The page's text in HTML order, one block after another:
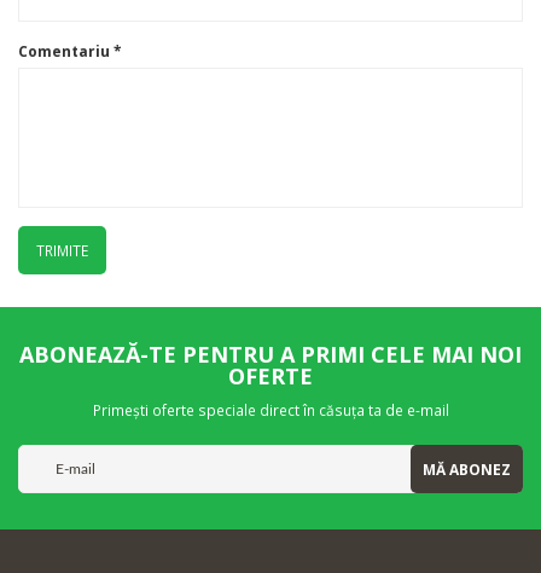
Comentariu *
TRIMITE
ABONEAZĂ-TE PENTRU A PRIMI CELE MAI NOI
OFERTE
Primești oferte speciale direct în căsuța ta de e-mail
MĂ ABONEZ